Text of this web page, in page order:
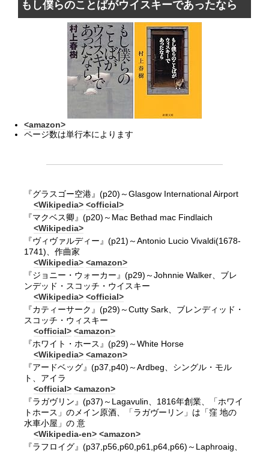
もし僕らのことばがウイスキーであったなら
<amazon>
ページ数は単行本によります
『グラスゴー空港』(p20)～Glasgow International Airport
<Wikipedia> <official>
『マクベス卿』(p20)～Mac Bethad mac Findlaich
<Wikipedia>
『ヴィヴァルディー』(p21)～Antonio Lucio Vivaldi(1678-
1741)、作曲家
<Wikipedia> <amazon>
『ジョニー・ウォーカー』(p29)～Johnnie Walker、ブレ
ンデッド・スコッチ・ウイスキー
<Wikipedia> <official>
『カティーサーク』(p29)～Cutty Sark、ブレンディッド・
スコッチ・ウィスキー
<official> <amazon>
『ホワイト・ホース』(p29)～White Horse
<Wikipedia> <amazon>
『アードベッグ』(p37,p40)～Ardbeg、シングル・モル
ト、アイラ
<official> <amazon>
『ラガヴリン』(p37)～Lagavulin、1816年創業、「ホワイ
トホース」のメイン原酒、「ラガヴーリン」は「窪 地の
水車小屋」の 意
<Wikipedia-en> <amazon>
『ラフロイグ』(p37,p56,p60,p61,p64,p66)～Laphroaig、